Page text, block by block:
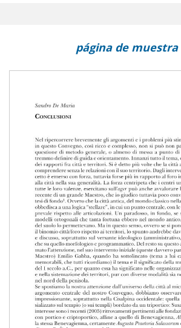
página de muestra